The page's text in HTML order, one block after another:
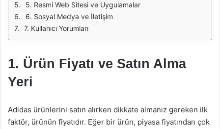
5. Resmi Web Sitesi ve Uygulamalar
6. Sosyal Medya ve İletişim
7. Kullanıcı Yorumları
1. Ürün Fiyatı ve Satın Alma
Yeri
Adidas ürünlerini satın alırken dikkate almanız gereken ilk
faktör, ürünün fiyatıdır. Eğer bir ürün, piyasa fiyatından çok